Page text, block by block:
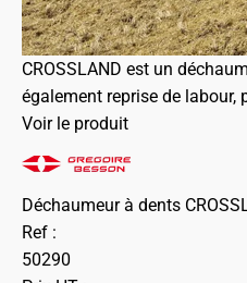
CROSSLAND est un
également reprise de labour,
Voir le produit
Déchaumeur à dents
Ref :
50290